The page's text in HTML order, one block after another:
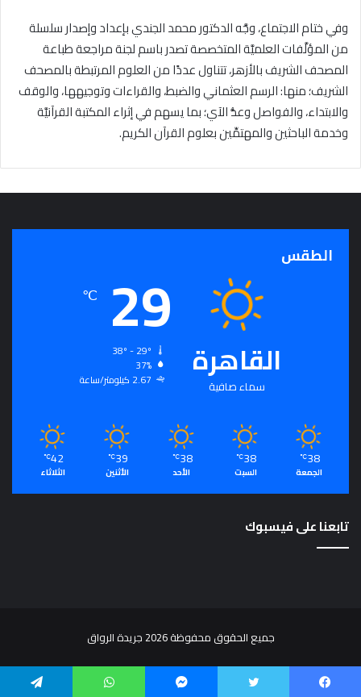
وفي ختام الاجتماع، وجَّه الدكتور محمد الجندي بإعداد وإصدار سلسلة
من المؤلَّفات العلميَّة المتخصصة تصدر باسم لجنة مراجعة طباعة
المصحف الشريف بالأزهر، تتناول عددًا من العلوم المرتبطة بالمصحف
الشريف؛ منها: الرسم العثماني والضبط، والقراءات وتوجيهها، والوقف
والابتداء، والفواصل وعدُّ الآي؛ بما يسهم في إثراء المكتبة القرآنيَّة
وخدمة الباحثين والمهتمِّين بعلوم القرآن الكريم.
الطقس
القاهرة
سماء صافية
29
℃
37%
2.67 كيلومتر/ساعة
38
℃
الجمعة
38
℃
السبت
38
℃
الأحد
39
℃
الأثنين
42
℃
الثلاثاء
تابعنا على فيسبوك
جميع الحقوق محفوظة 2026 جريدة الرواق